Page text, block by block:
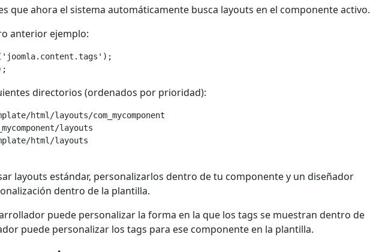
que ahora el sistema automáticamente busca layouts en el componente activo.
anterior ejemplo:
directorios (ordenados por prioridad):
html/layouts/com_mycomponent
layouts
html/layouts
layouts estándar, personalizarlos dentro de tu componente y un diseñador
dentro de la plantilla.
puede personalizar la forma en la que los tags se muestran dentro de
puede personalizar los tags para ese componente en la plantilla.